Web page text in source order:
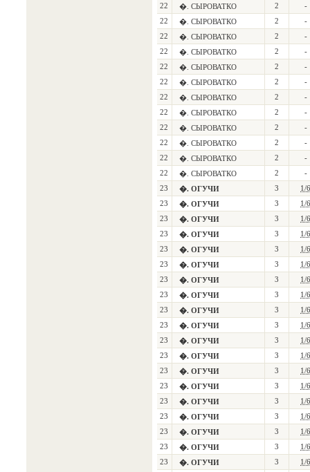
22
�. СЫРОВАТКО 2
-
22
�. СЫРОВАТКО 2
-
22
�. СЫРОВАТКО 2
-
22
�. СЫРОВАТКО 2
-
22
�. СЫРОВАТКО 2
-
22
�. СЫРОВАТКО 2
-
22
�. СЫРОВАТКО 2
-
22
�. СЫРОВАТКО 2
-
22
�. СЫРОВАТКО 2
-
22
�. СЫРОВАТКО 2
-
22
�. СЫРОВАТКО 2
-
22
�. СЫРОВАТКО 2
-
23
�. ОГУЧИ 3
1/6
23
�. ОГУЧИ 3
1/6
23
�. ОГУЧИ 3
1/6
23
�. ОГУЧИ 3
1/6
23
�. ОГУЧИ 3
1/6
23
�. ОГУЧИ 3
1/6
23
�. ОГУЧИ 3
1/6
23
�. ОГУЧИ 3
1/6
23
�. ОГУЧИ 3
1/6
23
�. ОГУЧИ 3
1/6
23
�. ОГУЧИ 3
1/6
23
�. ОГУЧИ 3
1/6
23
�. ОГУЧИ 3
1/6
23
�. ОГУЧИ 3
1/6
23
�. ОГУЧИ 3
1/6
23
�. ОГУЧИ 3
1/6
23
�. ОГУЧИ 3
1/6
23
�. ОГУЧИ 3
1/6
23
�. ОГУЧИ 3
1/6